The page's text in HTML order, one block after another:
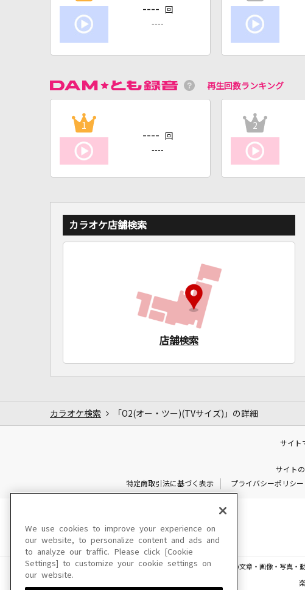
---- 回
----
再生回数ランキング
1
---- 回
----
2
カラオケ店舗検索
店舗検索
カラオケ検索 「O2(オー・ツー)(TVサイズ)」の詳細
サイト
サイト
特定商取引法に基づく表示
プライバシーポリシー
このサイトに掲載されている一切の文章・画像・写真
We use cookies to improve your experience on
our website, to personalize content and ads and
to analyze our traffic. Please click [Cookie
Settings] to customize your cookie settings on
our website.